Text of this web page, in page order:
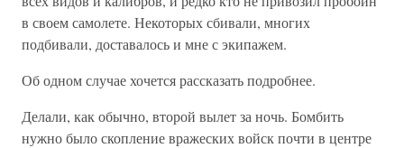
в своем самолете. Некоторых сбивали, многих
подбивали, доставалось и мне с экипажем.
Об одном случае хочется рассказать подробнее.
Делали, как обычно, второй вылет за ночь. Бомбить
нужно было скопление вражеских войск почти в центре